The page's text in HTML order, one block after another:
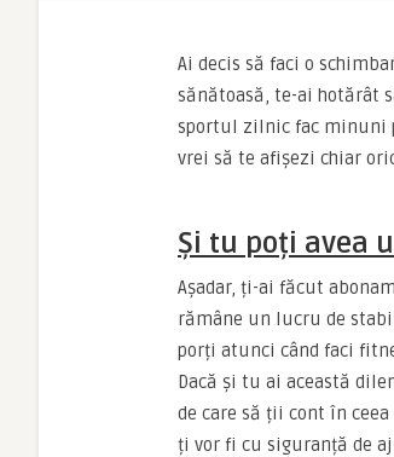
Ai decis să faci o
sănătoasă, te-ai hotărât
sportul zilnic fac minuni
vrei să te afișezi chiar
Și tu poți avea
Așadar, ți-ai făcut
rămâne un lucru de
porți atunci când faci
Dacă și tu ai această
de care să ții cont în
ți vor fi cu siguranță de